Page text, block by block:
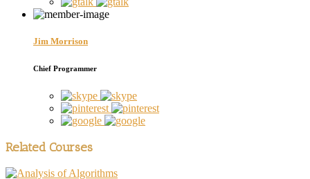
Jim Morrison
Chief Programmer
Related Courses